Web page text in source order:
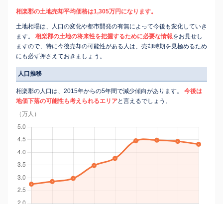
相楽郡の土地売却平均価格は1,305万円になります。
土地相場は、人口の変化や都市開発の有無によって今後も変化していき
ます。
相楽郡の土地の将来性を把握するために必要な情報をお見せし
ますので、特に今後売却の可能性がある人は、売却時期を見極めるため
にも必ず押さえておきましょう。
人口推移
相楽郡の人口は、2015年からの5年間で減少傾向があります。
今後は
地価下落の可能性も考えられるエリアと言えるでしょう。
（万人）